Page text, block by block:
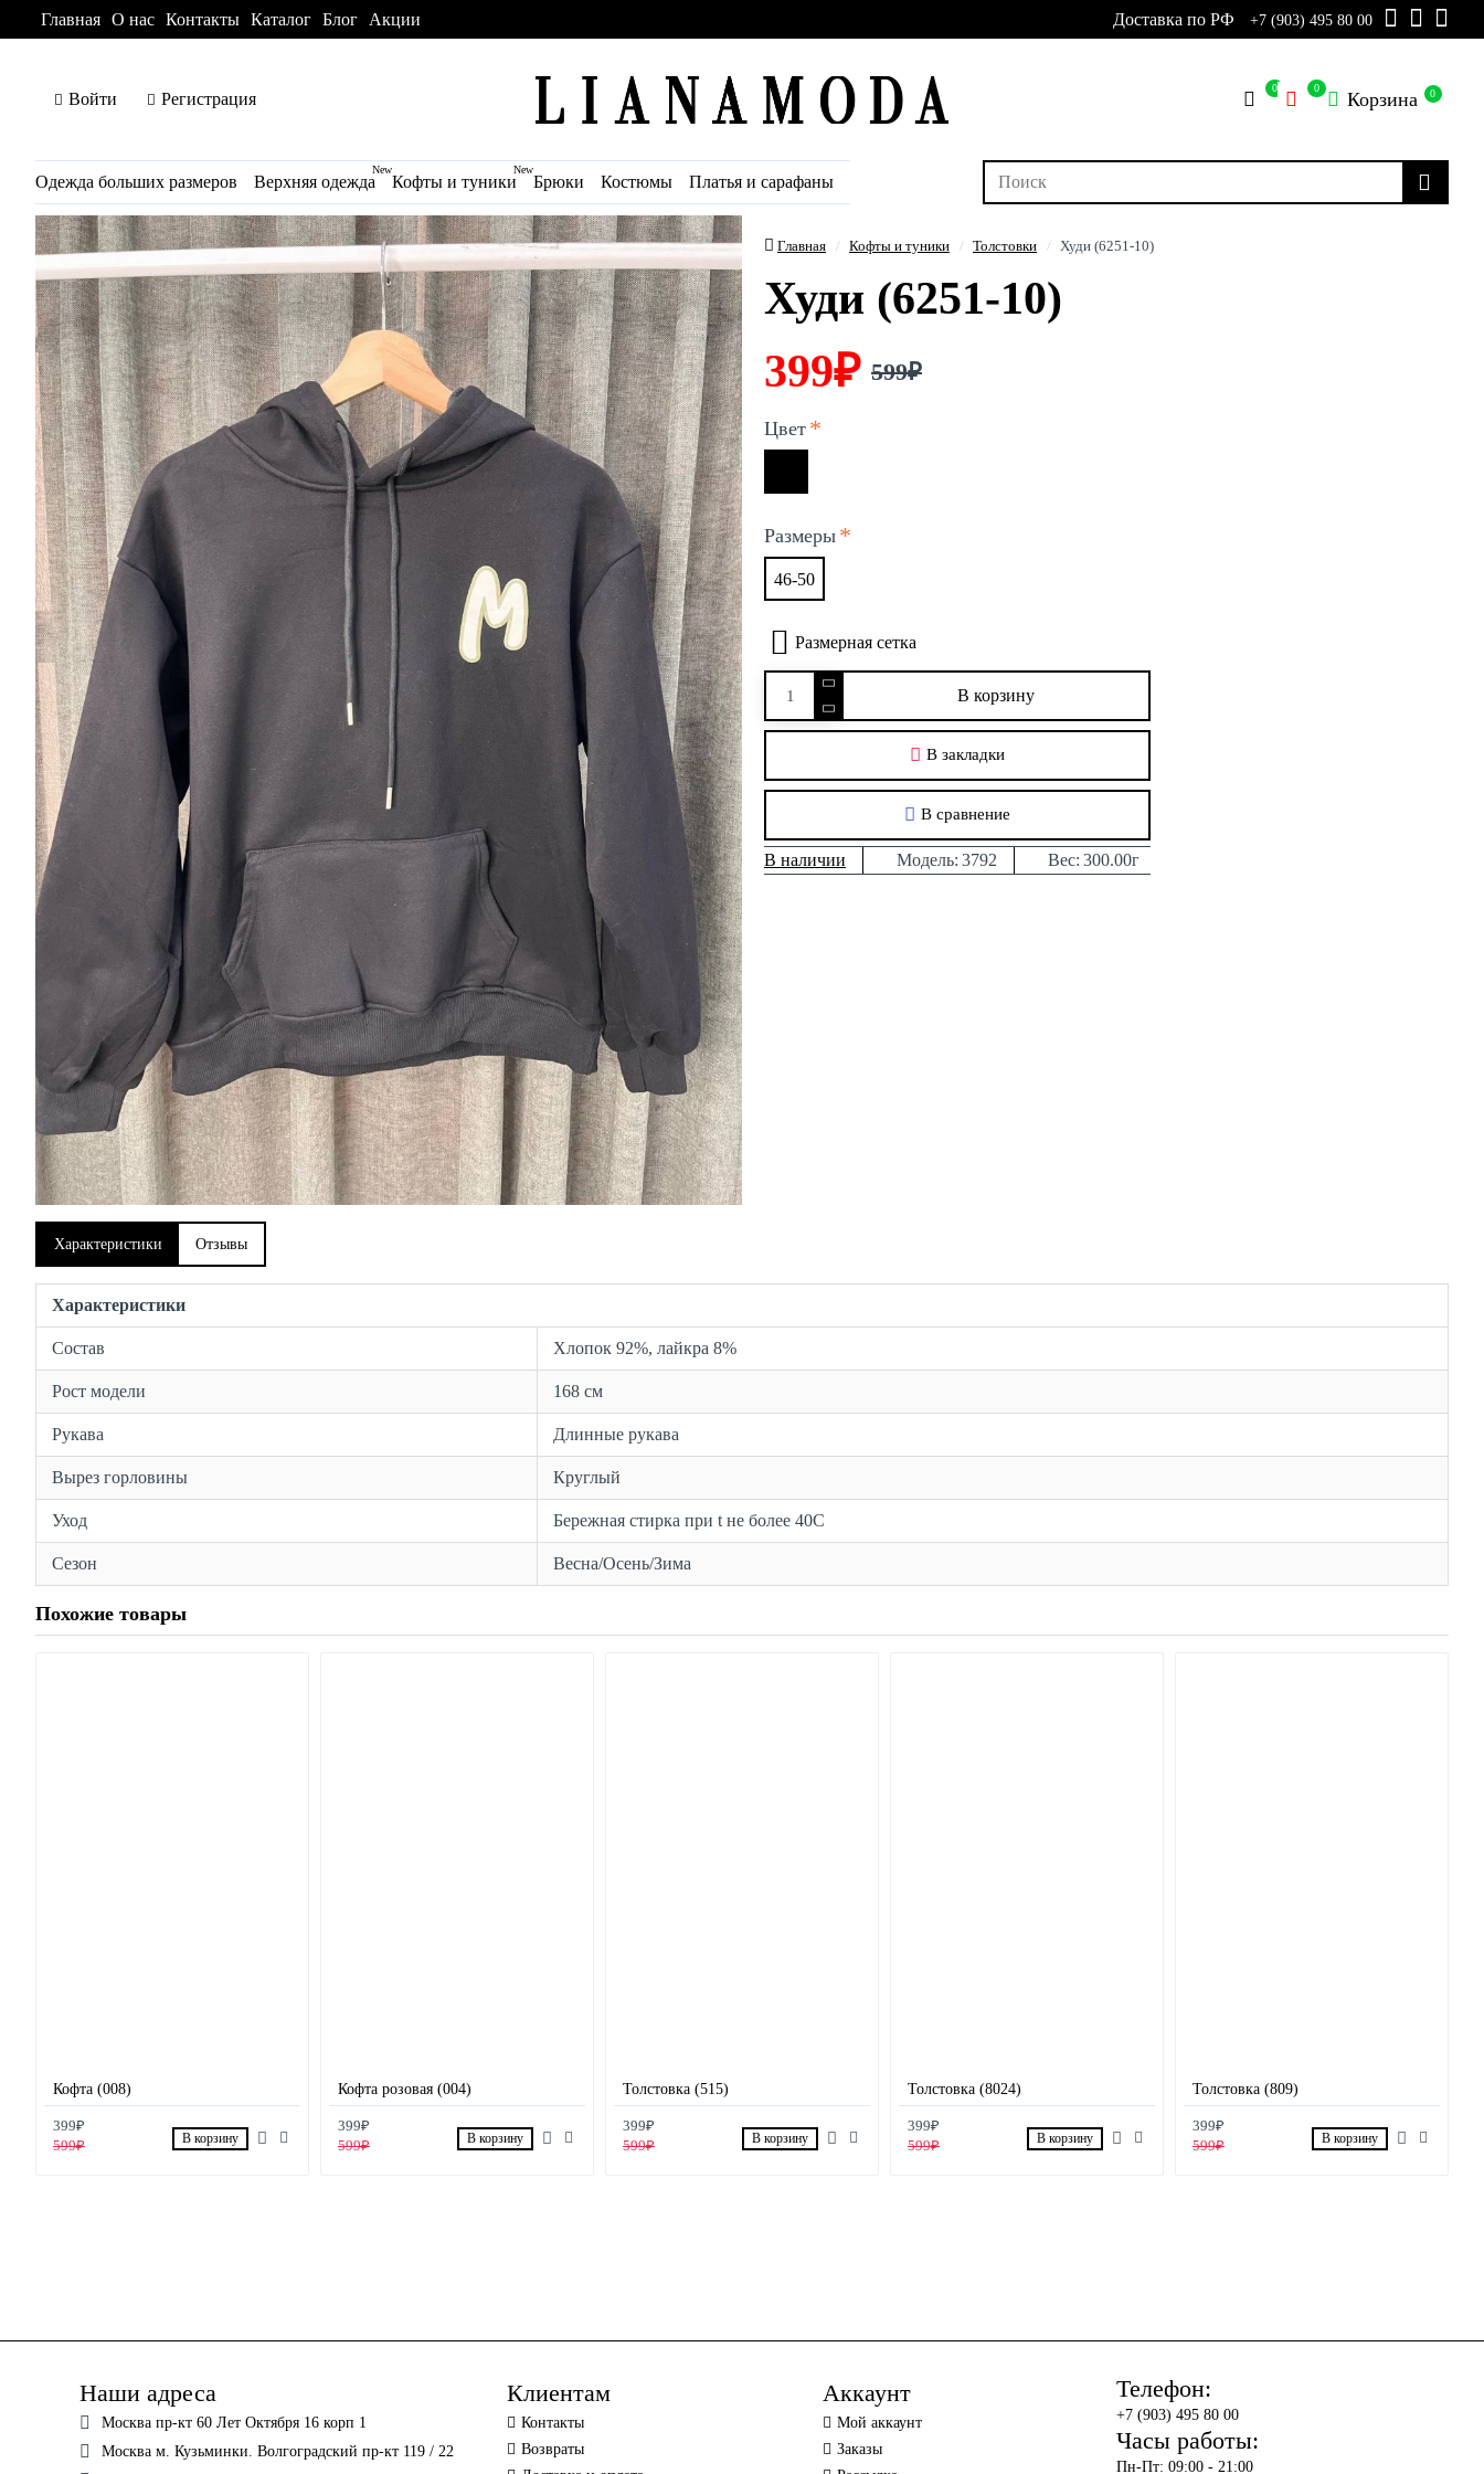
Главная О нас Контакты Каталог Блог Акции Доставка по РФ +7 (903) 495 80 00
Войти Регистрация
0 0 Корзина 0
Одежда больших размеров Верхняя одежда
New
Кофты и туники
New
Брюки Костюмы Платья и сарафаны
Главная Кофты и туники Толстовки Худи (6251-10)
Худи (6251-10)
В наличии Модель: 3792 Вес: 300.00г
399₽ 599₽
Цвет
Размеры
46-50
В корзину
В закладки
В сравнение
Размерная сетка
Характеристики Отзывы
Характеристики
Состав Хлопок 92%, лайкра 8%
Рост модели 168 см
Рукава Длинные рукава
Вырез горловины Круглый
Уход Бережная стирка при t не более 40С
Сезон Весна/Осень/Зима
Похожие товары
Кофта (008)
399₽
599₽
В корзину
Кофта розовая (004)
399₽
599₽
В корзину
Толстовка (515)
399₽
599₽
В корзину
Толстовка (8024)
399₽
599₽
В корзину
Толстовка (809)
399₽
599₽
В корзину
Наши адреса
Москва пр-кт 60 Лет Октября 16 корп 1
Москва м. Кузьминки. Волгоградский пр-кт 119 / 22
Клиентам
Контакты
Возвраты
Аккаунт
Мой аккаунт
Заказы
Телефон:
+7 (903) 495 80 00
Часы работы:
Пн-Пт: 09:00 - 21:00